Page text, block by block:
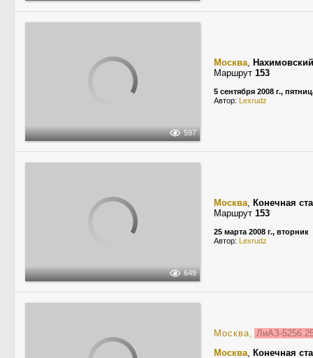
597
Москва,
Маршрут 153
5 сентября 2008 г.,
Автор: Lexrudz
649
Москва, Конечная
Маршрут 153
25 марта 2008 г., вторник
Автор: Lexrudz
Москва, ЛиАЗ-
Москва, Конечная